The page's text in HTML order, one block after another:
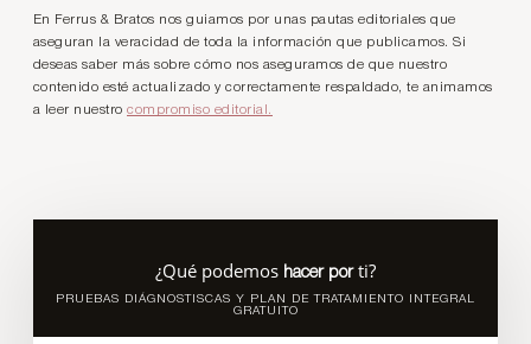
En Ferrus & Bratos nos guiamos por unas pautas editoriales que
aseguran la veracidad de toda la información que publicamos. Si
deseas saber más sobre cómo nos aseguramos de que nuestro
contenido esté actualizado y correctamente respaldado, te animamos
a leer nuestrocompromiso editorial.
¿Qué podemos hacer porti?
PRUEBAS DIÁGNOSTISCAS Y PLAN DE TRATAMIENTO INTEGRAL
GRATUITO